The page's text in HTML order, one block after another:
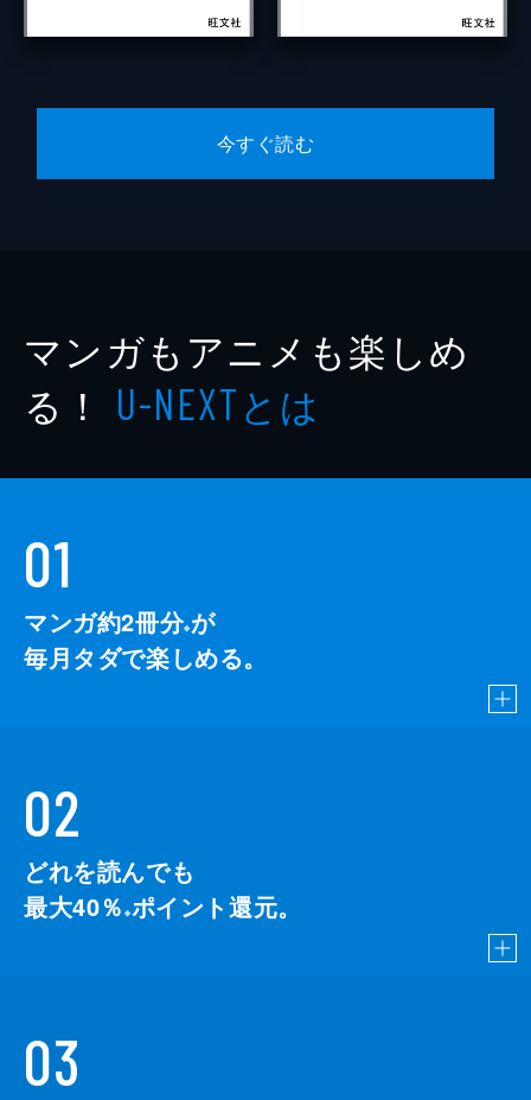
今すぐ読む
マンガもアニメも楽しめ
る！ U-NEXTとは
01
マンガ約2冊分※が
毎月タダで楽しめる。
02
どれを読んでも
最大40％ ※ポイント還元。
03